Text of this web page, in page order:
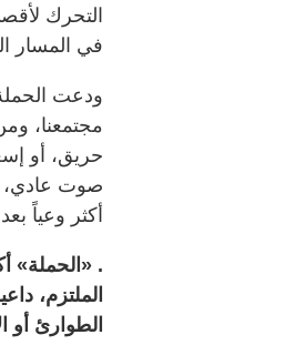
التحرك
في المسار
ودعت
مجتمعنا،
حريق، أو
صوت عادي،
أكثر وعياً
. «الحملة»
الملتزم،
الطوارئ أو